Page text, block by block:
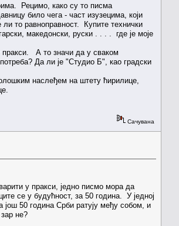
Рецимо, како су то писма
било чега - част изузецима, који
то равноправност. Купите технички
македонски, руски . . . . где је моје
пракси. А то значи да у сваком
Да ли је "Студио Б", као градски
наслеђем на штету ћирилице,
Сачувана
у пракси, једно писмо мора да
се у будућност, за 50 година. У једној
још 50 година Срби ратују међу собом, и
не?